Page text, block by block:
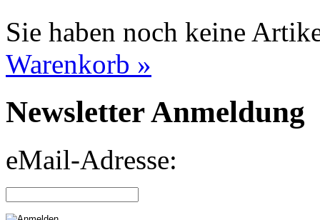
Sie haben noch keine
Warenkorb »
Newsletter Anmeldung
eMail-Adresse: